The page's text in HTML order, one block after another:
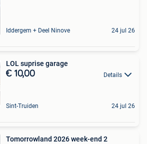
Iddergem + Deel Ninove 24 jul 26
LOL suprise garage
€ 10,00 Details
Sint-Truiden 24 jul 26
Tomorrowland 2026 week-end 2